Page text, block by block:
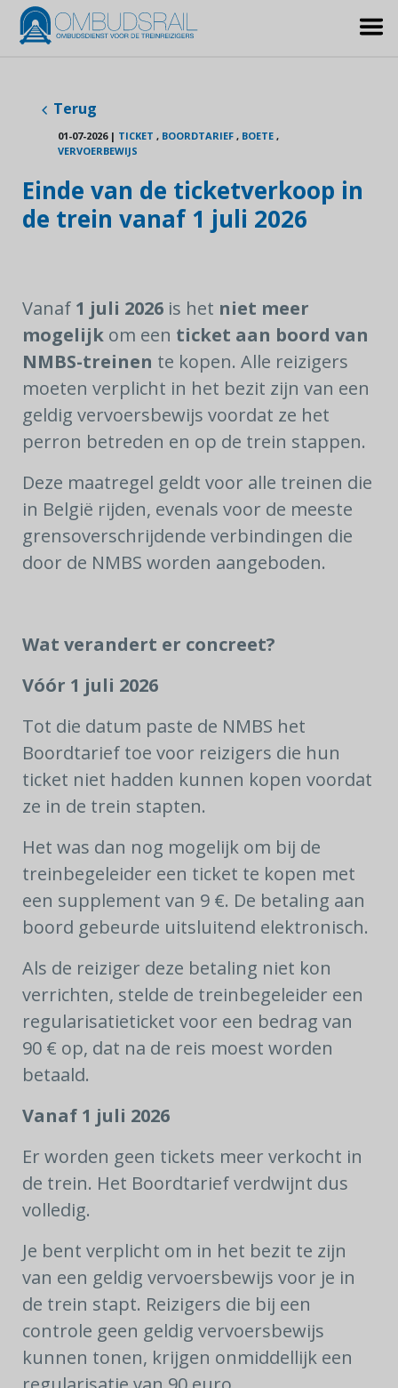
Terug
01-07-2026 | TICKET , BOORDTARIEF , BOETE ,
VERVOERBEWIJS
Einde van de ticketverkoop in
de trein vanaf 1 juli 2026
Vanaf 1 juli 2026 is het niet meer
mogelijk om een ticket aan boord van
NMBS-treinen te kopen. Alle reizigers
moeten verplicht in het bezit zijn van een
geldig vervoersbewijs voordat ze het
perron betreden en op de trein stappen.
Deze maatregel geldt voor alle treinen die
in België rijden, evenals voor de meeste
grensoverschrijdende verbindingen die
door de NMBS worden aangeboden.
Wat verandert er concreet?
Vóór 1 juli 2026
Tot die datum paste de NMBS het
Boordtarief toe voor reizigers die hun
ticket niet hadden kunnen kopen voordat
ze in de trein stapten.
Het was dan nog mogelijk om bij de
treinbegeleider een ticket te kopen met
een supplement van 9 €. De betaling aan
boord gebeurde uitsluitend elektronisch.
Als de reiziger deze betaling niet kon
verrichten, stelde de treinbegeleider een
regularisatieticket voor een bedrag van
90 € op, dat na de reis moest worden
betaald.
Vanaf 1 juli 2026
Er worden geen tickets meer verkocht in
de trein. Het Boordtarief verdwijnt dus
volledig.
Je bent verplicht om in het bezit te zijn
van een geldig vervoersbewijs voor je in
de trein stapt. Reizigers die bij een
controle geen geldig vervoersbewijs
kunnen tonen, krijgen onmiddellijk een